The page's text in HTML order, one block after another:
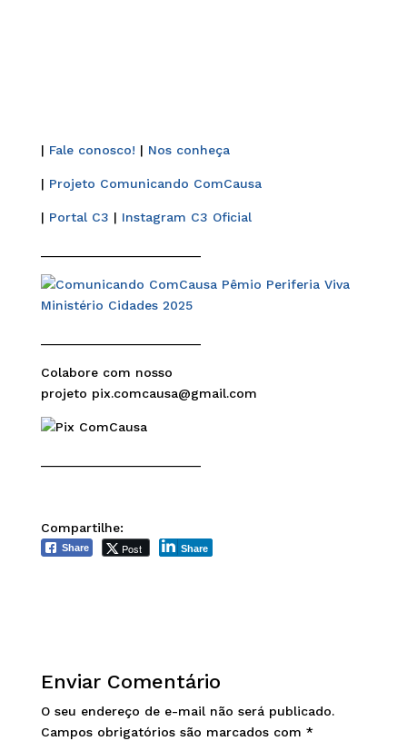
| Fale conosco! | Nos conheça
| Projeto Comunicando ComCausa
| Portal C3 | Instagram C3 Oficial
Colabore com nosso
projeto pix.comcausa@gmail.com
Compartilhe:
Share Post Share
Enviar Comentário
O seu endereço de e-mail não será publicado.
Campos obrigatórios são marcados com *